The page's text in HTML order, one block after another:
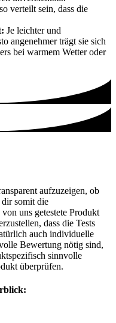
verteilt sein, dass die
Je leichter und
angenehmer trägt sie sich
bei warmem Wetter oder
aufzuzeigen, ob
somit die
uns getestete Produkt
dass die Tests
auch individuelle
Bewertung nötig sind,
sinnvolle
überprüfen.